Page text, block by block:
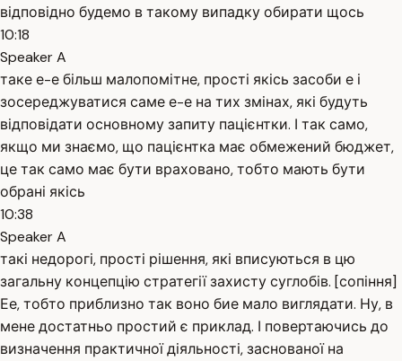
відповідно будемо в такому випадку обирати щось
10:18
Speaker A
таке е-е більш малопомітне, прості якісь засоби е і
зосереджуватися саме е-е на тих змінах, які будуть
відповідати основному запиту пацієнтки. І так само,
якщо ми знаємо, що пацієнтка має обмежений бюджет,
це так само має бути враховано, тобто мають бути
обрані якісь
10:38
Speaker A
такі недорогі, прості рішення, які вписуються в цю
загальну концепцію стратегії захисту суглобів. [сопіння]
Ее, тобто приблизно так воно бие мало виглядати. Ну, в
мене достатньо простий є приклад. І повертаючись до
визначення практичної діяльності, заснованої на